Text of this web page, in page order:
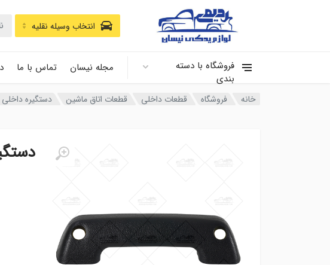
فروشگاه با دسته
بندی
مجله نیسان تماس با ما
انتخاب وسیله نقلیه
خانه فروشگاه قطعات داخلی قطعات اتاق ماشین دستگیره